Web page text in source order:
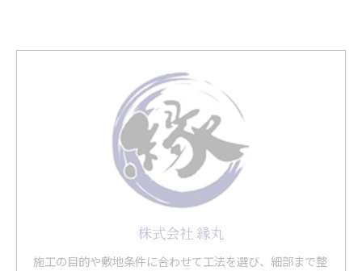
株式会社 縁丸
施工の目的や敷地条件に合わせて工法を選び、細部まで整